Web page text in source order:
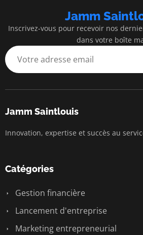
Jamm
Inscrivez-vous pour recevoir nos
dans votre boîte
Jamm Saintlouis
Innovation, expertise et succès au
Catégories
Gestion financière
Lancement d'entreprise
Marketing entrepreneurial